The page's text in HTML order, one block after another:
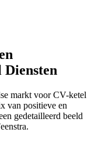
markt voor CV-ketel
van positieve en
gedetailleerd beeld